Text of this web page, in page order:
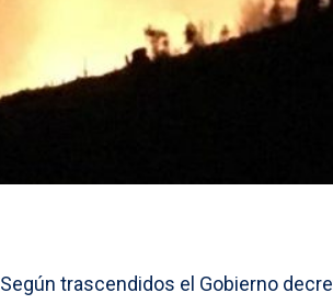
Según trascendidos el Gobierno